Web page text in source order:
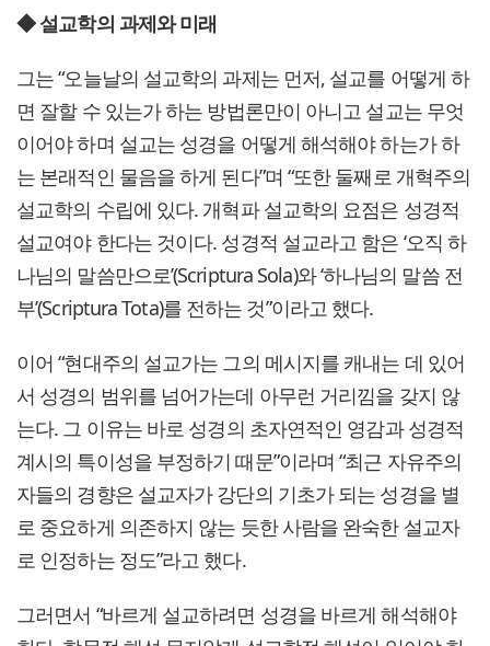
◆ 설교학의 과제와 미래
그는 “오늘날의 설교학의 과제는 먼저, 설교를 어떻게 하
면 잘할 수 있는가 하는 방법론만이 아니고 설교는 무엇
이어야 하며 설교는 성경을 어떻게 해석해야 하는가 하
는 본래적인 물음을 하게 된다”며 “또한 둘째로 개혁주의
설교학의 수립에 있다. 개혁파 설교학의 요점은 성경적
설교여야 한다는 것이다. 성경적 설교라고 함은 ‘오직 하
나님의 말씀만으로’(Scriptura Sola)와 ‘하나님의 말씀 전
부’(Scriptura Tota)를 전하는 것”이라고 했다.
이어 “현대주의 설교가는 그의 메시지를 캐내는 데 있어
서 성경의 범위를 넘어가는데 아무런 거리낌을 갖지 않
는다. 그 이유는 바로 성경의 초자연적인 영감과 성경적
계시의 특이성을 부정하기 때문”이라며 “최근 자유주의
자들의 경향은 설교자가 강단의 기초가 되는 성경을 별
로 중요하게 의존하지 않는 듯한 사람을 완숙한 설교자
로 인정하는 정도”라고 했다.
그러면서 “바르게 설교하려면 성경을 바르게 해석해야